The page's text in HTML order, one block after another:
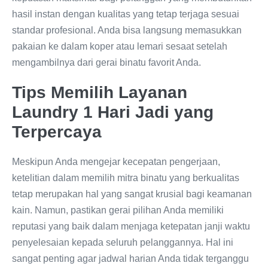
hasil instan dengan kualitas yang tetap terjaga sesuai
standar profesional. Anda bisa langsung memasukkan
pakaian ke dalam koper atau lemari sesaat setelah
mengambilnya dari gerai binatu favorit Anda.
Tips Memilih Layanan
Laundry 1 Hari Jadi yang
Terpercaya
Meskipun Anda mengejar kecepatan pengerjaan,
ketelitian dalam memilih mitra binatu yang berkualitas
tetap merupakan hal yang sangat krusial bagi keamanan
kain. Namun, pastikan gerai pilihan Anda memiliki
reputasi yang baik dalam menjaga ketepatan janji waktu
penyelesaian kepada seluruh pelanggannya. Hal ini
sangat penting agar jadwal harian Anda tidak terganggu